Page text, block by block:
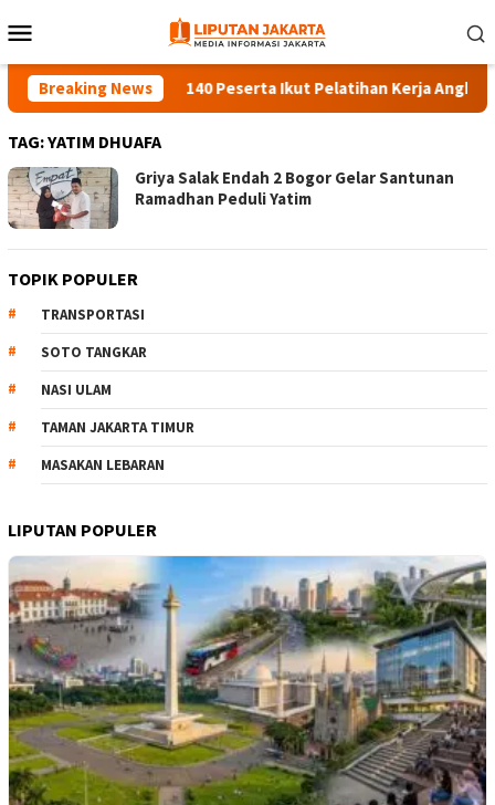
to
Menu
Breaking News 140 Peserta Ikut Pelatihan Kerja Angkatan
TAG:YATIM DHUAFA
Griya Salak Endah 2 Bogor Gelar Santunan
Ramadhan Peduli Yatim
TOPIK POPULER
TRANSPORTASI
SOTO TANGKAR
NASI ULAM
TAMAN JAKARTA TIMUR
MASAKAN LEBARAN
LIPUTAN POPULER